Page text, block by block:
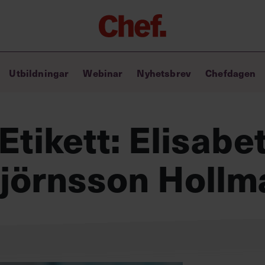
Chefakademin+
Lyft ditt ledarskap med C+
Ledarskapsbiblioteket
Ledarskapstest
Chef GPT – din chefsassistent i
fickan
Utbildningar Webinar Nyhetsbrev Chefdagen
Etikett: